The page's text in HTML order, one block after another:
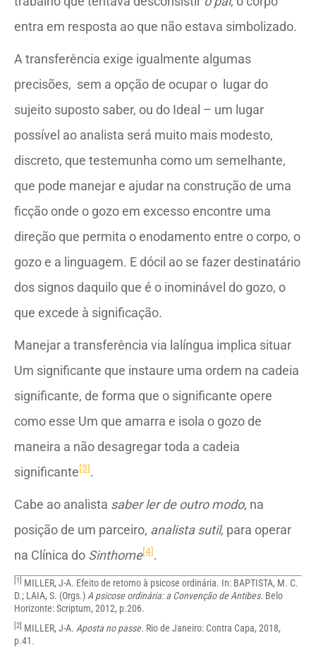
entra em resposta ao que não estava simbolizado.
A transferência exige igualmente algumas
precisões, sem a opção de ocupar o lugar do
sujeito suposto saber, ou do Ideal – um lugar
possível ao analista será muito mais modesto,
discreto, que testemunha como um semelhante,
que pode manejar e ajudar na construção de uma
ficção onde o gozo em excesso encontre uma
direção que permita o enodamento entre o corpo, o
gozo e a linguagem. E dócil ao se fazer destinatário
dos signos daquilo que é o inominável do gozo, o
que excede à significação.
Manejar a transferência via lalíngua implica situar
Um significante que instaure uma ordem na cadeia
significante, de forma que o significante opere
como esse Um que amarra e isola o gozo de
maneira a não desagregar toda a cadeia
significante[3].
Cabe ao analista saber ler de outro modo, na
posição de um parceiro, analista sutil, para operar
na Clínica do Sinthome[4].
[1] MILLER, J-A. Efeito de retorno à psicose ordinária. In: BAPTISTA, M. C.
D.; LAIA, S. (Orgs.) A psicose ordinária: a Convenção de Antibes. Belo
Horizonte: Scriptum, 2012, p.206.
[2] MILLER, J-A. Aposta no passe. Rio de Janeiro: Contra Capa, 2018,
p.41.